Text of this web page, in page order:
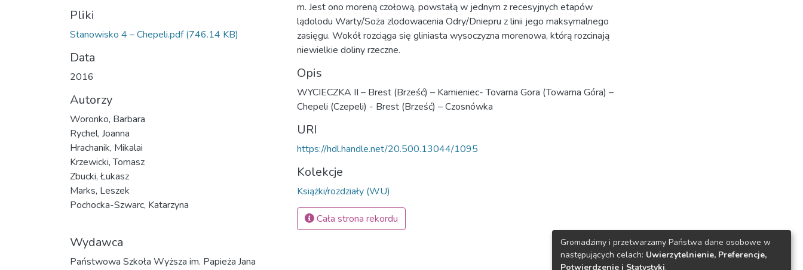
Pliki
Stanowisko 4 – Chepeli.pdf (746.14 KB)
Data
2016
Autorzy
Woronko, Barbara
Rychel, Joanna
Hrachanik, Mikalai
Krzewicki, Tomasz
Zbucki, Łukasz
Marks, Leszek
Pochocka-Szwarc, Katarzyna
Wydawca
Państwowa Szkoła Wyższa im. Papieża Jana
m. Jest ono moreną czołową, powstałą w jednym z recesyjnych etapów
lądolodu Warty/Soża zlodowacenia Odry/Dniepru z linii jego maksymalnego
zasięgu. Wokół rozciąga się gliniasta wysoczyzna morenowa, którą rozcinają
niewielkie doliny rzeczne.
Opis
WYCIECZKA II – Brest (Brześć) – Kamieniec- Tovarna Gora (Towarna Góra) –
Chepeli (Czepeli) - Brest (Brześć) – Czosnówka
URI
https://hdl.handle.net/20.500.13044/1095
Kolekcje
Książki/rozdziały (WU)
Cała strona rekordu
Gromadzimy i przetwarzamy Państwa dane osobowe w
następujących celach: Uwierzytelnienie, Preferencje,
Potwierdzenie i Statystyki.